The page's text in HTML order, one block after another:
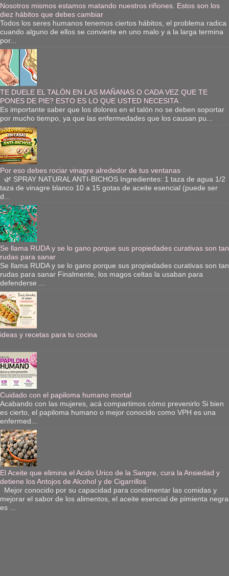
Nosotros mismos estamos matando nuestros riñones. Estos son los
diez hábitos que debes cambiar
Todos los seres humanos tenemos ciertos hábitos, el problema radica
cuando alguno de ellos se convierte en uno malo y a la larga termina
por...
TE DUELE EL TALÓN EN LAS MAÑANAS O CADA VEZ QUE TE
PONES DE PIE? ESTO ES LO QUE USTED NECESITA .
Es importante saber que los dolores en el talón no se deben soportar
por mucho tiempo, ya que las enfermedades que los causan pu...
Por eso debes rociar vinagre alrededor de tus ventanas
🌿 SPRAY NATURAL ANTI-BICHOS Ingredientes: 1 taza de agua 1/2
taza de vinagre blanco 10 a 15 gotas de aceite esencial (puede ser
d...
Se llama RUDA y se lo gano porque sus propiedades curativas son tan
rudas para sanar
Se llama RUDA y se lo gano porque sus propiedades curativas son tan
rudas para sanar Finalmente, los magos celtas la usaban para
defenderse ...
ideas y recetas para tu cocina
Cuidado con el papiloma humano mortal
Acabando con las mujeres, acá compartimos cómo prevenirlo Si bien
es cierto, el papiloma humano o mejor conocido como VPH es una
enfermed...
El Aceite que elimina el Acido Urico de la Sangre, cura la Ansiedad y
detiene los Antojos de Alcohol y de Cigarrillos
Mejor conocido por su capacidad para condimentar las comidas y
mejorar el sabor de los alimentos, el aceite esencial de pimienta negra
es ...